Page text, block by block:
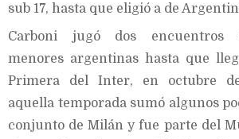
sub 17, hasta que eligió a de
Carboni jugó dos encuentros
menores argentinas hasta que
Primera del Inter, en octubre
aquella temporada sumó algunos
conjunto de Milán y fue parte del